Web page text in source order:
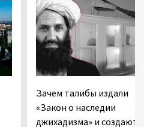
Зачем талибы издали
«Закон о наследии
джихадизма» и создают